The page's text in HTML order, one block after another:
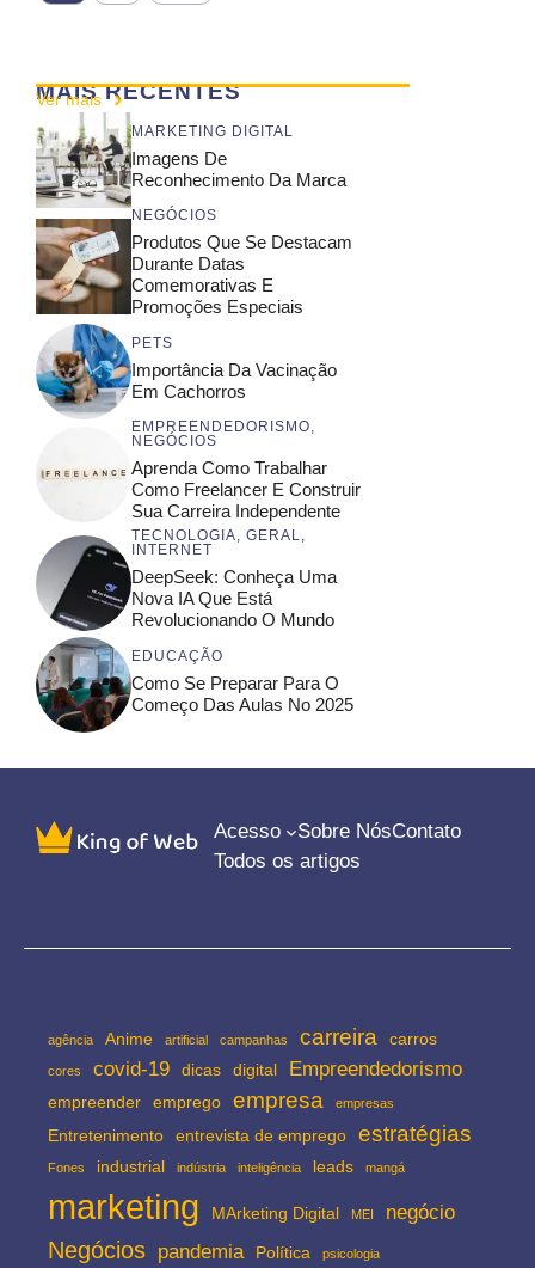
MAIS RECENTES
Ver mais
MARKETING DIGITAL
Imagens De
Reconhecimento Da Marca
NEGÓCIOS
Produtos Que Se Destacam
Durante Datas
Comemorativas E
Promoções Especiais
PETS
Importância Da Vacinação
Em Cachorros
EMPREENDEDORISMO,
NEGÓCIOS
Aprenda Como Trabalhar
Como Freelancer E Construir
Sua Carreira Independente
TECNOLOGIA, GERAL,
INTERNET
DeepSeek: Conheça Uma
Nova IA Que Está
Revolucionando O Mundo
EDUCAÇÃO
Como Se Preparar Para O
Começo Das Aulas No 2025
Acesso Sobre NósContato
Todos os artigos
agência Anime artificial campanhas carreira carros
cores covid-19 dicas digital Empreendedorismo
empreender emprego empresa empresas
Entretenimento entrevista de emprego estratégias
Fones industrial indústria inteligência leads mangá
marketing MArketing Digital MEI negócio
Negócios pandemia Política psicologia